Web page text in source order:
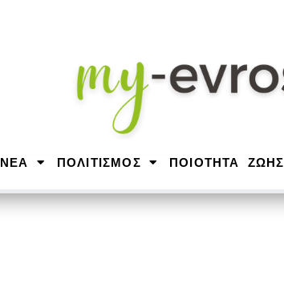
ΝΕΑ ΠΟΛΙΤΙΣΜΟΣ ΠΟΙΟΤΗΤΑ ΖΩΗΣ